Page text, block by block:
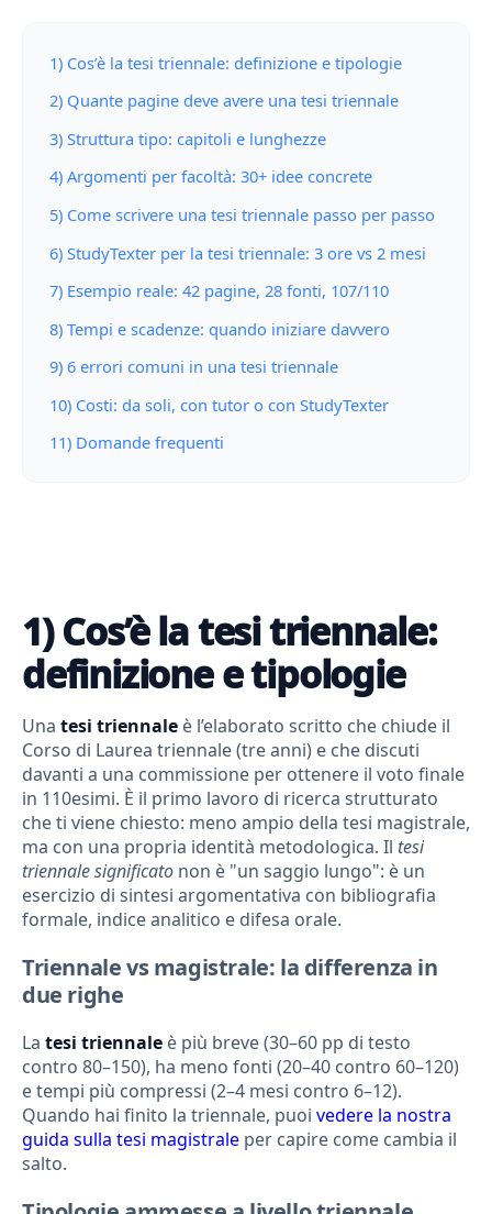
1) Cos’è la tesi triennale: definizione e tipologie
2) Quante pagine deve avere una tesi triennale
3) Struttura tipo: capitoli e lunghezze
4) Argomenti per facoltà: 30+ idee concrete
5) Come scrivere una tesi triennale passo per passo
6) StudyTexter per la tesi triennale: 3 ore vs 2 mesi
7) Esempio reale: 42 pagine, 28 fonti, 107/110
8) Tempi e scadenze: quando iniziare davvero
9) 6 errori comuni in una tesi triennale
10) Costi: da soli, con tutor o con StudyTexter
11) Domande frequenti
1) Cos’è la tesi triennale:
definizione e tipologie
Una tesi triennale è l’elaborato scritto che chiude il
Corso di Laurea triennale (tre anni) e che discuti
davanti a una commissione per ottenere il voto finale
in 110esimi. È il primo lavoro di ricerca strutturato
che ti viene chiesto: meno ampio della tesi magistrale,
ma con una propria identità metodologica. Il tesi
triennale significato non è "un saggio lungo": è un
esercizio di sintesi argomentativa con bibliografia
formale, indice analitico e difesa orale.
Triennale vs magistrale: la differenza in
due righe
La tesi triennale è più breve (30–60 pp di testo
contro 80–150), ha meno fonti (20–40 contro 60–120)
e tempi più compressi (2–4 mesi contro 6–12).
Quando hai finito la triennale, puoi vedere la nostra
guida sulla tesi magistrale per capire come cambia il
salto.